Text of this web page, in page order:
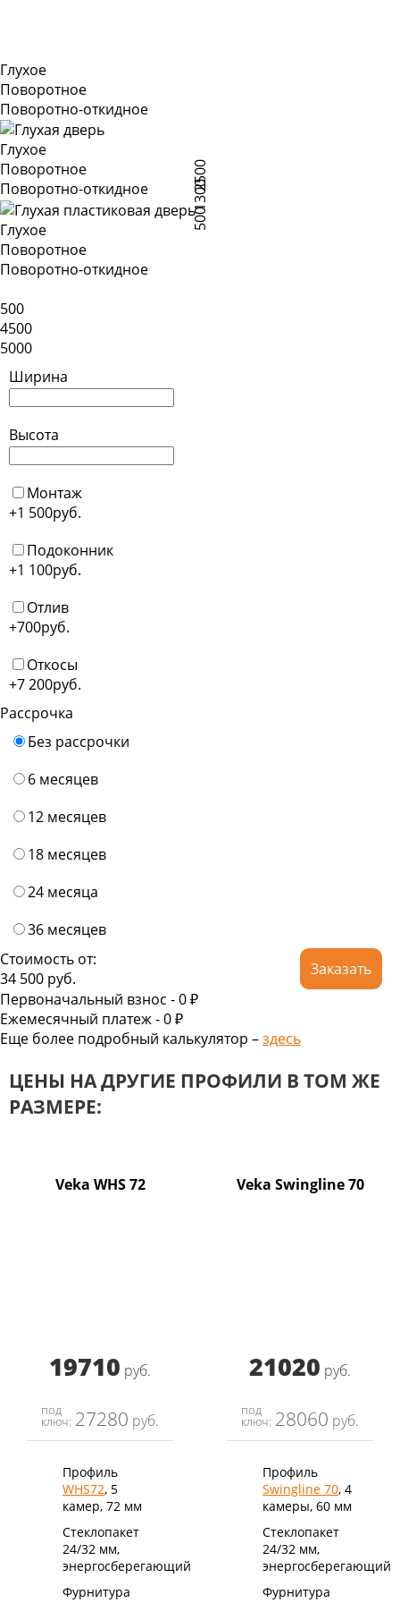
2500
1300
500
Глухое
Поворотное
Поворотно-откидное
Глухое
Поворотное
Поворотно-откидное
Глухое
Поворотное
Поворотно-откидное
500
4500
5000
Ширина
Высота
Монтаж
+1 500руб.
Подоконник
+1 100руб.
Отлив
+700руб.
Откосы
+7 200руб.
Рассрочка
Без рассрочки
6 месяцев
12 месяцев
18 месяцев
24 месяца
36 месяцев
Стоимость от:
34 500 руб.
Заказать
Первоначальный взнос -0 ₽
Ежемесячный платеж -0₽
Еще более подробный калькулятор –здесь
ЦЕНЫ НА ДРУГИЕ ПРОФИЛИ В ТОМ ЖЕ
РАЗМЕРЕ:
Veka WHS 72
19710 руб.
под
ключ: 27280 руб.
Профиль
WHS72, 5
камер, 72 мм
Стеклопакет
24/32 мм,
энергосберегающий
Фурнитура
Veka Swingline 70
21020 руб.
под
ключ: 28060 руб.
Профиль
Swingline 70, 4
камеры, 60 мм
Стеклопакет
24/32 мм,
энергосберегающий
Фурнитура